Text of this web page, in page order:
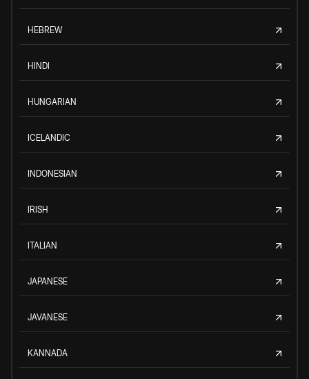
HEBREW
HINDI
HUNGARIAN
ICELANDIC
INDONESIAN
IRISH
ITALIAN
JAPANESE
JAVANESE
KANNADA